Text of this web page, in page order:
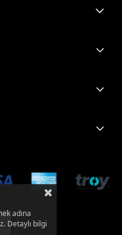
adına
Detaylı bilgi